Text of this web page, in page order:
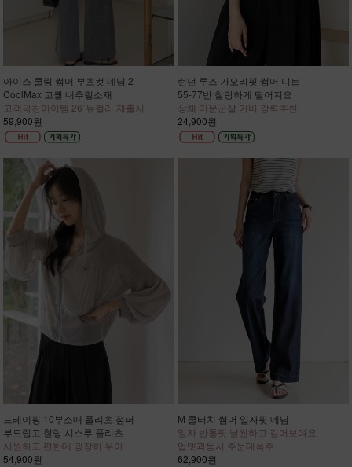
아이스 쿨링 썸머 부츠컷 데님 2
CoolMax 고퀄 내추럴소재
고객극찬아이템 26`뉴컬러 재출시
59,900원
런던 루즈 가오리핏 썸머 니트
55-77반 찰랑하게 떨어져요
상체 미운군살 커버 강력추천
24,900원
드레이핑 10부소매 플리츠 점퍼
부드럽고 찰랑 시스루 플리츠
시원하고 편한데 굉장히 우아
54,900원
M 쿨터치 썸머 일자핏 데님
일자 반통핏 날씬하고 길어보여요
업뎃과동시 주문대폭주
62,900원